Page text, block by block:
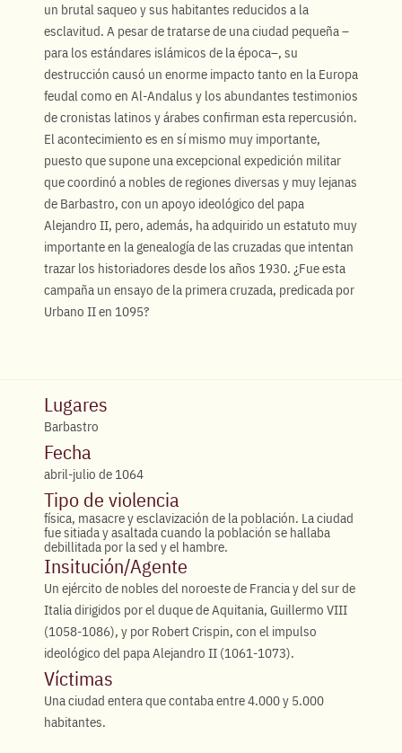
un brutal saqueo y sus habitantes reducidos a la
esclavitud. A pesar de tratarse de una ciudad pequeña –
para los estándares islámicos de la época–, su
destrucción causó un enorme impacto tanto en la Europa
feudal como en Al-Andalus y los abundantes testimonios
de cronistas latinos y árabes confirman esta repercusión.
El acontecimiento es en sí mismo muy importante,
puesto que supone una excepcional expedición militar
que coordinó a nobles de regiones diversas y muy lejanas
de Barbastro, con un apoyo ideológico del papa
Alejandro II, pero, además, ha adquirido un estatuto muy
importante en la genealogía de las cruzadas que intentan
trazar los historiadores desde los años 1930. ¿Fue esta
campaña un ensayo de la primera cruzada, predicada por
Urbano II en 1095?
Lugares
Barbastro
Fecha
abril-julio de 1064
Tipo de violencia
física, masacre y esclavización de la población. La ciudad
fue sitiada y asaltada cuando la población se hallaba
debillitada por la sed y el hambre.
Insitución/Agente
Un ejército de nobles del noroeste de Francia y del sur de
Italia dirigidos por el duque de Aquitania, Guillermo VIII
(1058-1086), y por Robert Crispin, con el impulso
ideológico del papa Alejandro II (1061-1073).
Víctimas
Una ciudad entera que contaba entre 4.000 y 5.000
habitantes.